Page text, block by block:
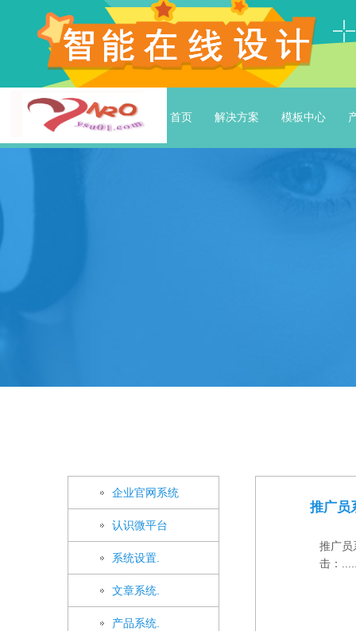
首页 解决方案 模板中心
企业官网系统
认识微平台
系统设置.
文章系统.
产品系统.
推广员
推广
击：